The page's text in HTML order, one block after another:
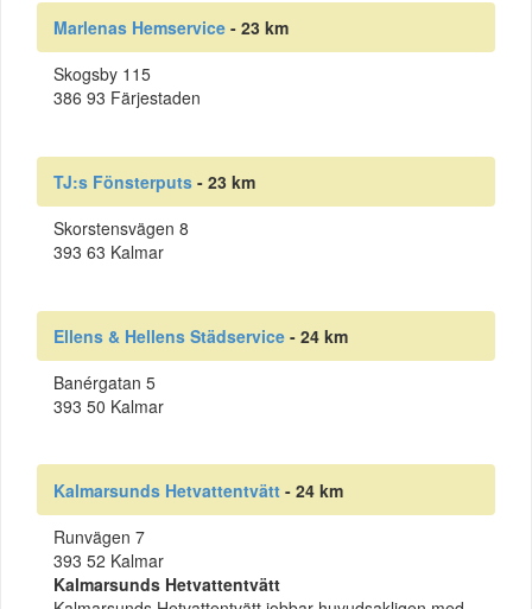
Marlenas Hemservice - 23 km
Skogsby 115
386 93 Färjestaden
TJ:s Fönsterputs - 23 km
Skorstensvägen 8
393 63 Kalmar
Ellens & Hellens Städservice - 24 km
Banérgatan 5
393 50 Kalmar
Kalmarsunds Hetvattentvätt - 24 km
Runvägen 7
393 52 Kalmar
Kalmarsunds Hetvattentvätt